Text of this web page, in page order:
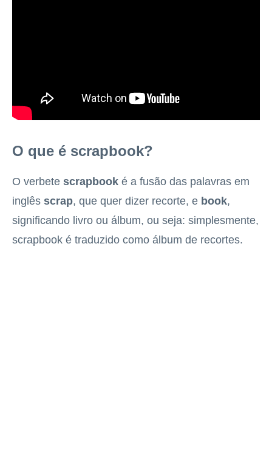
O que é scrapbook?
O verbete scrapbook é a fusão das palavras em
inglês scrap, que quer dizer recorte, e book,
significando livro ou álbum, ou seja: simplesmente,
scrapbook é traduzido como álbum de recortes.